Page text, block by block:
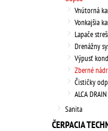
Vnútorná
Vonkajšia
Lapače
Drenážny
Výpusť
Zberné
Čističky
ALCA DRAIN
Sanita
ČERPACIA